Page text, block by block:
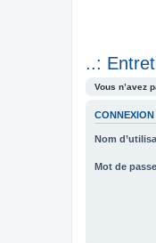
..:
Vous n’avez
CONNEXION
Nom
Mot de